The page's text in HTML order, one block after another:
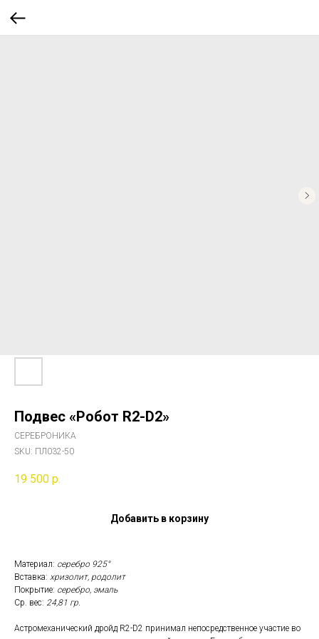
Подвес «Робот R2-D2»
СЕРЕБРОНИКА
SKU: ПЛ032-50
19 500 р.
Добавить в корзину
Материал: серебро 925°
Вставка: хризолит, родолит
Покрытие: серебро, эмаль
Ср. вес: 24,81 гр.
Астромеханический дройд R2-D2 принимал непосредственное участие во